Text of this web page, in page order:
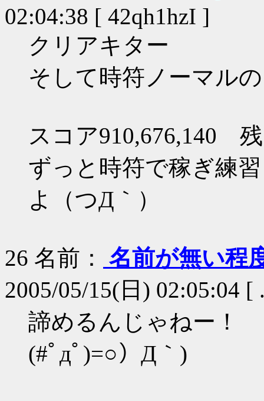
02:04:38 [ 42qh1hzI ]
クリアキター
そして時符ノーマル
スコア910,676,140
ずっと時符で稼ぎ練
よ（つД｀）
26 名前：
名前が無い程
2005/05/15(日) 02:05:04 [
諦めるんじゃねー！
(#ﾟдﾟ)=○）Д｀)